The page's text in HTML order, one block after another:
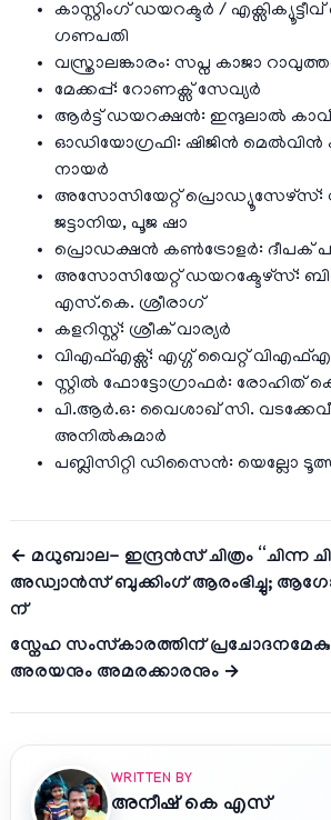
കാസ്റ്റിംഗ് ഡയറക്ടർ /
ഗണപതി
വസ്ത്രാലങ്കാരം: സപ്ന കാജാ
മേക്കപ്പ്: റോണക്സ് സേവ്യർ
ആർട്ട് ഡയറക്ഷൻ: ഇന്ദുലാൽ
ഓഡിയോഗ്രഫി: ഷിജിൻ മെൽവിൻ
നായർ
അസോസിയേറ്റ് പ്രൊഡ്യൂസേഴ്സ്:
ജട്ടാനിയ, പൂജ ഷാ
പ്രൊഡക്ഷൻ കൺട്രോളർ: ദീപക്
അസോസിയേറ്റ് ഡയറക്ടേഴ്സ്:
എസ്.കെ. ശ്രീരാഗ്
കളറിസ്റ്റ്: ശ്രീക് വാര്യർ
വിഎഫ്എക്സ്: എഗ്ഗ് വൈറ്റ്
സ്റ്റിൽ ഫോട്ടോഗ്രാഫർ: രോഹിത്
പി.ആർ.ഒ: വൈശാഖ് സി.
അനിൽകുമാർ
പബ്ലിസിറ്റി ഡിസൈൻ: യെല്ലോ
← മധുബാല- ഇന്ദ്രൻസ് ചിത്രം “ചിന്ന
അഡ്വാൻസ് ബുക്കിംഗ് ആരംഭിച്ചു;
ന്
സ്നേഹ സംസ്‌കാരത്തിന്
അരയനും അമരക്കാരനും →
WRITTEN BY
അനീഷ്‌ കെ എസ്